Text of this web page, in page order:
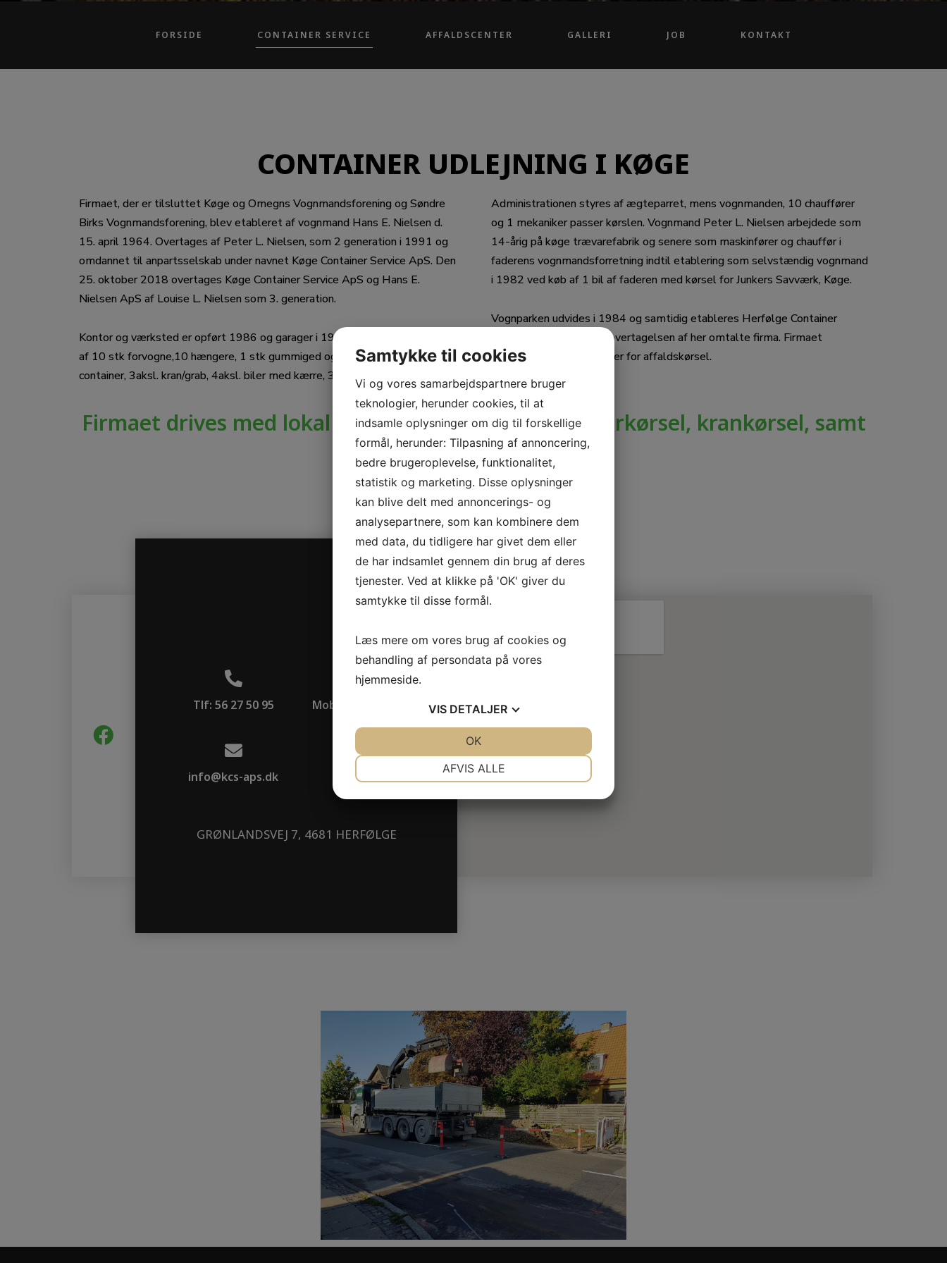
FORSIDE CONTAINER SERVICE AFFALDSCENTER GALLERI JOB KONTAKT
CONTAINER UDLEJNING I KØGE
Firmaet, der er tilsluttet Køge og Omegns Vognmandsforening og Søndre
Birks Vognmandsforening, blev etableret af vognmand Hans E. Nielsen d.
15. april 1964. Overtages af Peter L. Nielsen, som 2 generation i 1991 og
omdannet til anpartsselskab under navnet Køge Container Service ApS. Den
25. oktober 2018 overtages Køge Container Service ApS og Hans E.
Nielsen ApS af Louise L. Nielsen som 3. generation.
Kontor og værksted er opført 1986 og garager i 1984. Vognparken består
af 10 stk forvogne,10 hængere, 1 stk gummiged og 200 stk diverse
container, 3aksl. kran/grab, 4aksl. biler med kærre, 3aksl med anhænger.
Administrationen styres af ægteparret, mens vognmanden, 10 chauffører
og 1 mekaniker passer kørslen. Vognmand Peter L. Nielsen arbejdede som
14-årig på køge trævarefabrik og senere som maskinfører og chauffør i
faderens vognmandsforretning indtil etablering som selvstændig vognmand
i 1982 ved køb af 1 bil af faderen med kørsel for Junkers Savværk, Køge.
Vognparken udvides i 1984 og samtidig etableres Herfølge Container
Service der drives indtil overtagelsen af her omtalte firma. Firmaet
håndterer i dag alle former for affaldskørsel.
Firmaet drives med lokal vognmandskørsel, containerkørsel, krankørsel, samt
kørsel med grus og sten.
Tlf: 56 27 50 95 Mobil: 40 64 71 20
info@kcs-aps.dk
GRØNLANDSVEJ 7, 4681 HERFØLGE
Samtykke til cookies
Vi og vores samarbejdspartnere bruger
teknologier, herunder cookies, til at
indsamle oplysninger om dig til forskellige
formål, herunder: Tilpasning af annoncering,
bedre brugeroplevelse, funktionalitet,
statistik og marketing. Disse oplysninger
kan blive delt med annoncerings- og
analysepartnere, som kan kombinere dem
med data, du tidligere har givet dem eller
de har indsamlet gennem din brug af deres
tjenester. Ved at klikke på 'OK' giver du
samtykke til disse formål.
Læs mere om vores brug af cookies og
behandling af persondata på vores
hjemmeside.
VIS DETALJER
AFVIS ALLE
OK